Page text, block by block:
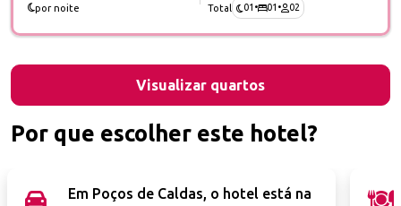
Por que escolher este hotel?
Em Poços de Caldas, o hotel está na
por noite Total 01 • 01 • 02
Visualizar quartos